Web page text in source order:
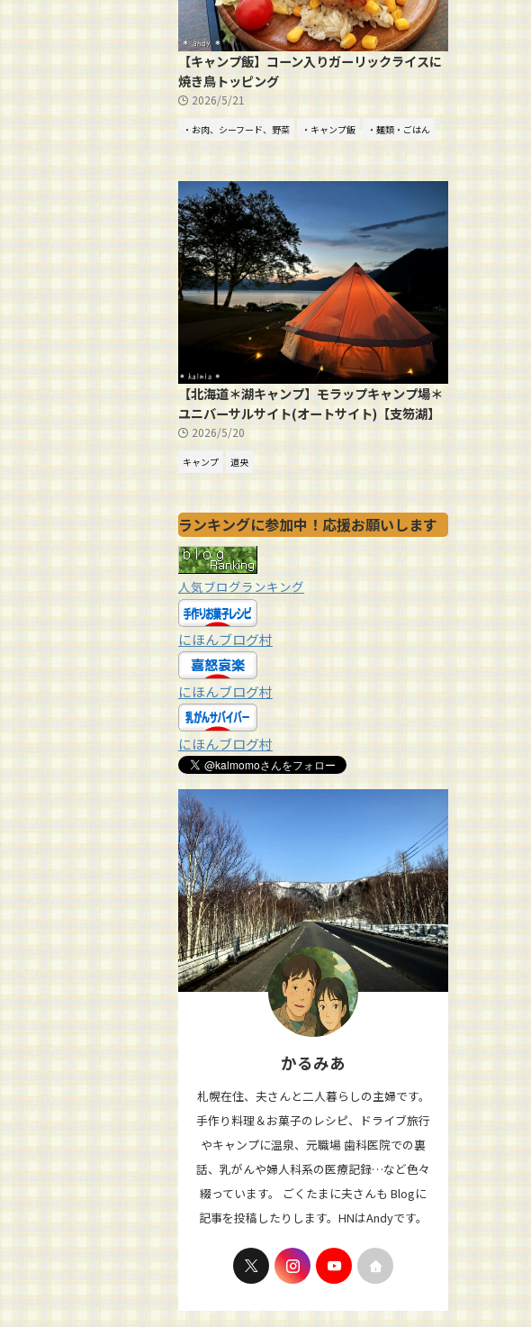
【キャンプ飯】コーン入りガーリックライスに
焼き鳥トッピング
2026/5/21
・お肉、シーフード、野菜 ・キャンプ飯 ・麺類・ごはん
【北海道＊湖キャンプ】モラップキャンプ場＊
ユニバーサルサイト(オートサイト)【支笏湖】
2026/5/20
キャンプ 道央
ランキングに参加中！応援お願いします
人気ブログランキング
にほんブログ村
にほんブログ村
にほんブログ村
かるみあ
札幌在住、夫さんと二人暮らしの主婦です。
手作り料理＆お菓子のレシピ、ドライブ旅行
やキャンプに温泉、元職場 歯科医院での裏
話、乳がんや婦人科系の医療記録…など色々
綴っています。 ごくたまに夫さんも Blogに
記事を投稿したりします。HNはAndyです。